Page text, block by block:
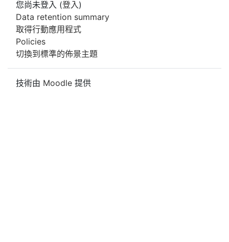
您尚未登入 (登入)
Data retention summary
取得行動應用程式
Policies
切換到標準的佈景主題
技術由 Moodle 提供